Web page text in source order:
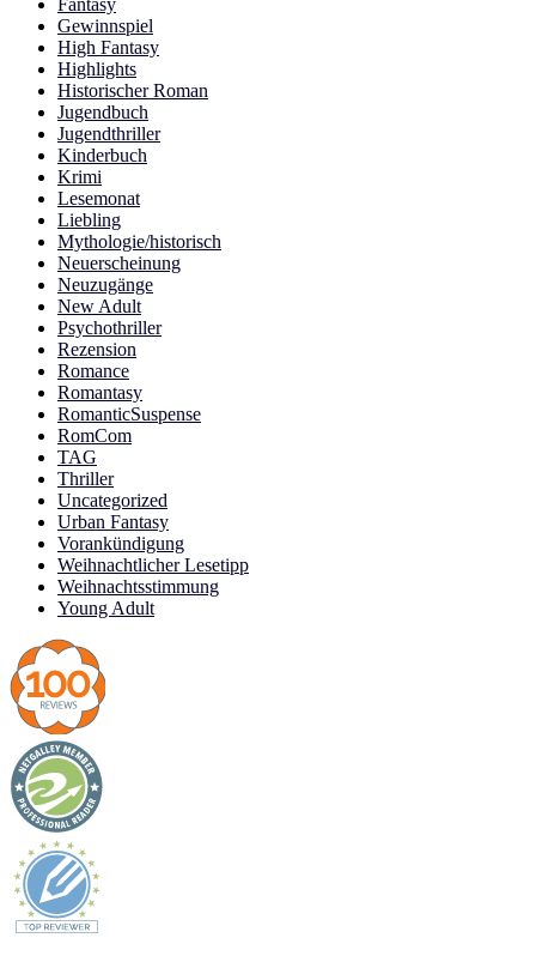
Gewinnspiel
High Fantasy
Highlights
Historischer Roman
Jugendbuch
Jugendthriller
Kinderbuch
Krimi
Lesemonat
Liebling
Mythologie/historisch
Neuerscheinung
Neuzugänge
New Adult
Psychothriller
Rezension
Romance
Romantasy
RomanticSuspense
RomCom
TAG
Thriller
Uncategorized
Urban Fantasy
Vorankündigung
Weihnachtlicher Lesetipp
Weihnachtsstimmung
Young Adult